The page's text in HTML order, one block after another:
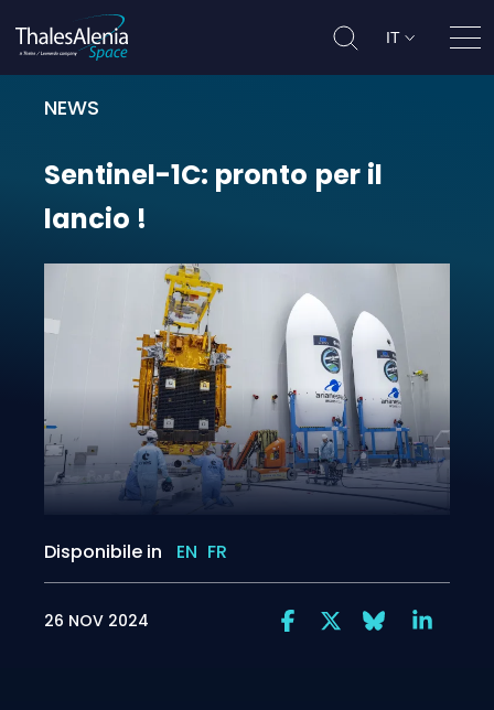
IT
NEWS
Sentinel-1C: pronto per il lancio !
Sentinel-1C: pronto per il
lancio !
Disponibile in EN FR
26 NOV 2024